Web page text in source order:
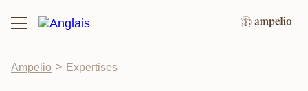
Ampelio > Expertises